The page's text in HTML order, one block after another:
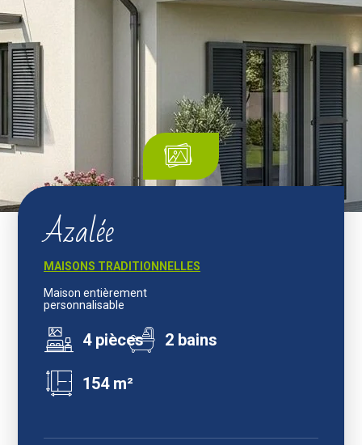
Azalée
MAISONS TRADITIONNELLES
Maison entièrement
personnalisable
4 pièces 2 bains
154 m²